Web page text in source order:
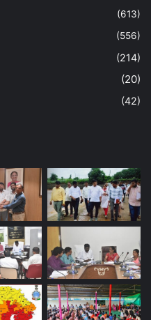
(613)
(556)
(214)
(20)
(42)